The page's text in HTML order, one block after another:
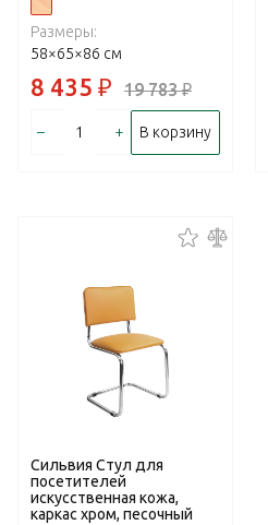
Размеры:
58×65×86 см
8 435 ₽ 19 783₽
– + В корзину
Сильвия Стул для
посетителей
искусственная кожа,
каркас хром, песочный